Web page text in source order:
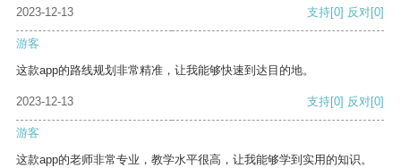
2023-12-13
支持[0] 反对[0]
游客
这款app的路线规划非常精准，让我能够快速到达目的地。
2023-12-13 支持[0] 反对[0]
游客
这款app的老师非常专业，教学水平很高，让我能够学到实用的知识。